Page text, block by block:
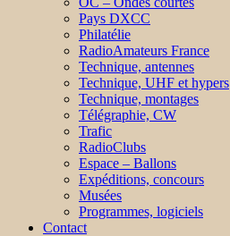
Pays DXCC
Philatélie
RadioAmateurs France
Technique, antennes
Technique, UHF et hypers
Technique, montages
Télégraphie, CW
Trafic
RadioClubs
Espace – Ballons
Expéditions, concours
Musées
Programmes, logiciels
Contact